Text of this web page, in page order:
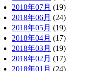
2018年07月 (19)
2018年06月 (24)
2018年05月 (19)
2018年04月 (17)
2018年03月 (19)
2018年02月 (17)
2018年01月 (24)